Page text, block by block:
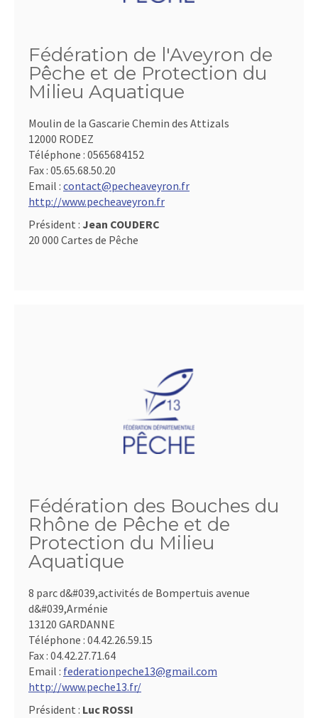
Fédération de l'Aveyron de
Pêche et de Protection du
Milieu Aquatique
Moulin de la Gascarie Chemin des Attizals
12000 RODEZ
Téléphone : 0565684152
Fax : 05.65.68.50.20
Email : contact@pecheaveyron.fr
http://www.pecheaveyron.fr
Président : Jean COUDERC
20 000 Cartes de Pêche
Fédération des Bouches du
Rhône de Pêche et de
Protection du Milieu
Aquatique
8 parc d&#039,activités de Bompertuis avenue
d&#039,Arménie
13120 GARDANNE
Téléphone : 04.42.26.59.15
Fax : 04.42.27.71.64
Email : federationpeche13@gmail.com
http://www.peche13.fr/
Président : Luc ROSSI